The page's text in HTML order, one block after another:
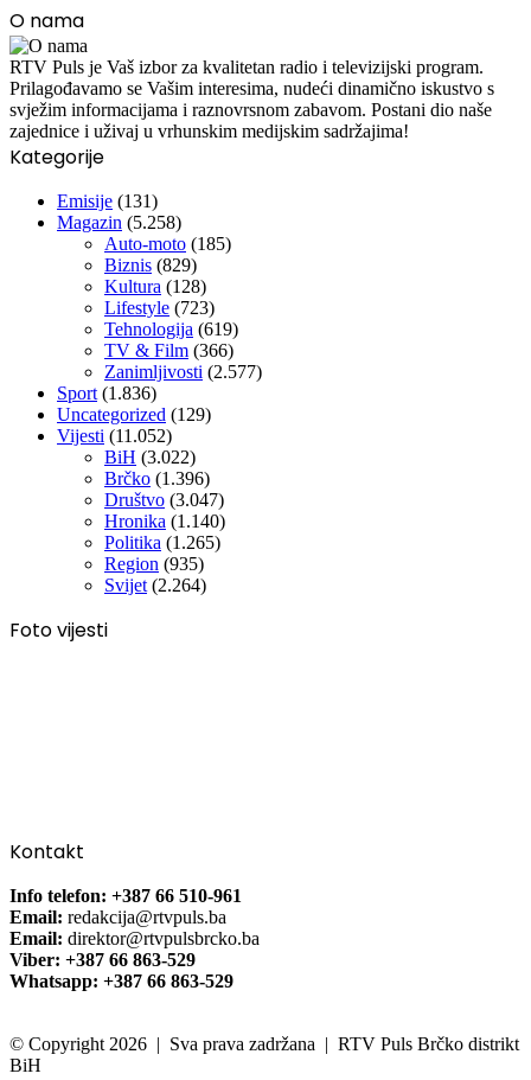
O nama
RTV Puls je Vaš izbor za kvalitetan radio i televizijski program.
Prilagođavamo se Vašim interesima, nudeći dinamično iskustvo s
svježim informacijama i raznovrsnom zabavom. Postani dio naše
zajednice i uživaj u vrhunskim medijskim sadržajima!
Kategorije
Emisije (131)
Magazin (5.258)
Auto-moto (185)
Biznis (829)
Kultura (128)
Lifestyle (723)
Tehnologija (619)
TV & Film (366)
Zanimljivosti (2.577)
Sport (1.836)
Uncategorized (129)
Vijesti (11.052)
BiH (3.022)
Brčko (1.396)
Društvo (3.047)
Hronika (1.140)
Politika (1.265)
Region (935)
Svijet (2.264)
Foto vijesti
Kontakt
Info telefon: +387 66 510-961
Email: redakcija@rtvpuls.ba
Email: direktor@rtvpulsbrcko.ba
Viber: +387 66 863-529
Whatsapp: +387 66 863-529
© Copyright 2026 | Sva prava zadržana | RTV Puls Brčko distrikt
BiH